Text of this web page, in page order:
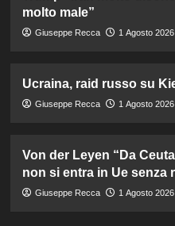
molto male”
Giuseppe Recca 1 Agosto
Ucraina, raid russo su
Giuseppe Recca 1 Agosto
Von der Leyen “Da
non si entra in Ue senza
Giuseppe Recca 1 Agosto